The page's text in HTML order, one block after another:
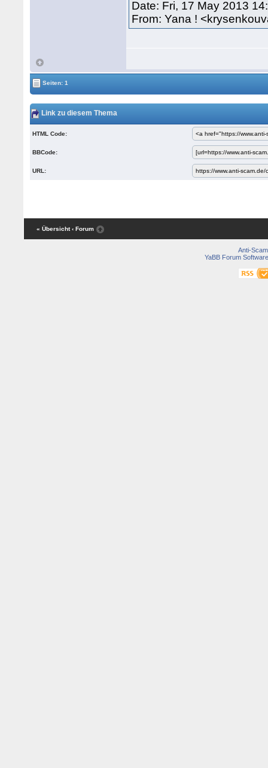
Date: Fri, 17 May 2013
From: Yana !
Seiten: 1
Link zu diesem Thema
HTML Code:
BBCode:
URL:
« Übersicht ‹ Forum
Anti-Scam
YaBB Forum Software